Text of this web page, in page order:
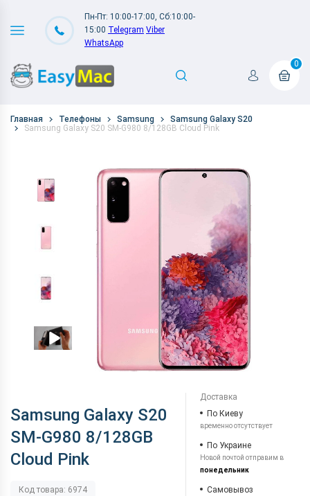
Пн-Пт: 10:00-17:00, Сб:10:00-
15:00 Telegram Viber
WhatsApp
0
Главная Телефоны Samsung
Samsung Galaxy S20
Samsung Galaxy S20 SM-G980 8/128GB Cloud Pink
Samsung Galaxy S20
SM-G980 8/128GB
Cloud Pink
Код товара: 6974
Доставка
По Киеву
временно отсутствует
По Украине
Новой почтой отправим в
понедельник
Самовывоз